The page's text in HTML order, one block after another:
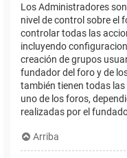
Los Administradores
nivel de control sobre el
controlar todas las
incluyendo
creación de grupos
fundador del foro y de
también tienen todas
uno de los foros,
realizadas por el
Arriba